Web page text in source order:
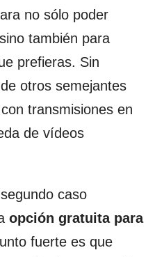
no sólo poder
también para
prefieras. Sin
otros semejantes
transmisiones en
de vídeos
caso
opción gratuita para
fuerte es que